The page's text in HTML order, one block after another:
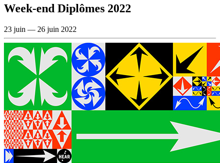
Week-end Diplômes 2022
23 juin — 26 juin 2022